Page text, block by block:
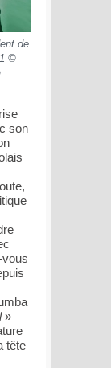
de
©
son
vous
»
tête